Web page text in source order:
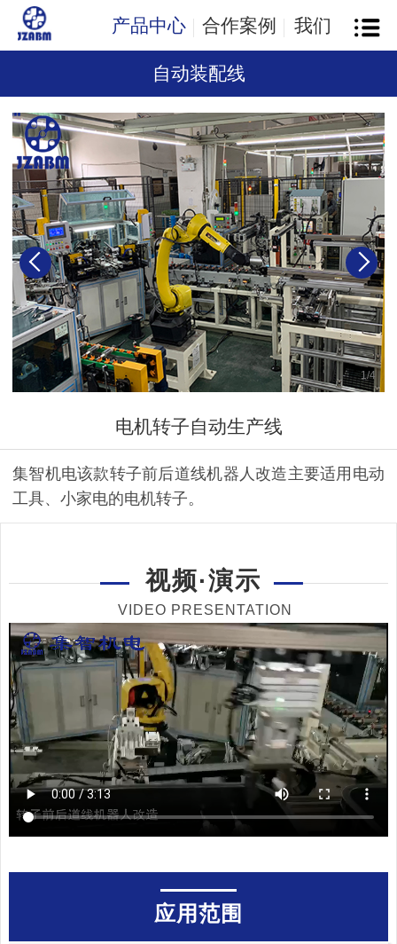
产品中心 合作案例 我们
自动装配线
1/4
电机转子自动生产线
集智机电该款转子前后道线机器人改造主要适用电动
工具、小家电的电机转子。
视频·演示
VIDEO PRESENTATION
应用范围